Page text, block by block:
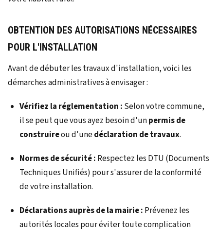
OBTENTION DES AUTORISATIONS NÉCESSAIRES
POUR L'INSTALLATION
Avant de débuter les travaux d'installation, voici les
démarches administratives à envisager :
Vérifiez la réglementation : Selon votre commune,
il se peut que vous ayez besoin d'unpermis de
construireou d'unedéclaration de travaux.
Normes de sécurité : Respectez les DTU (Documents
Techniques Unifiés) pour s'assurer de la conformité
de votre installation.
Déclarations auprès de la mairie : Prévenez les
autorités locales pour éviter toute complication